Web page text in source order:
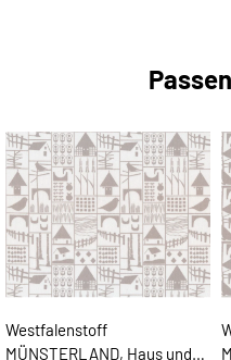
Westfalenstoff
MÜNSTERLAND, Haus und